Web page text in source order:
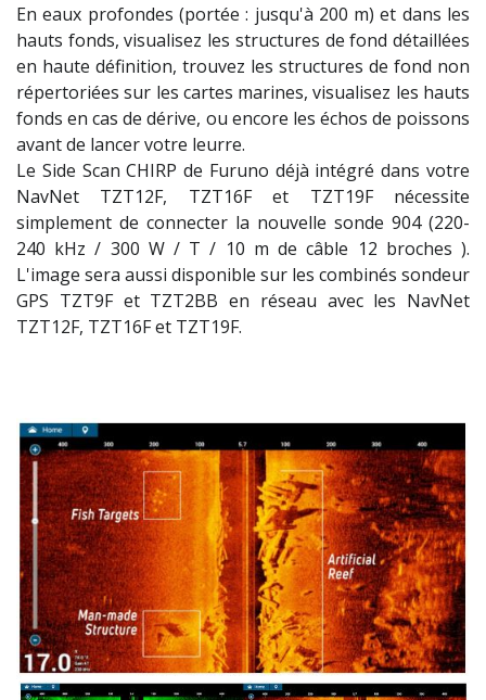
En eaux profondes (portée : jusqu'à 200 m) et dans les
hauts fonds, visualisez les structures de fond détaillées
en haute définition, trouvez les structures de fond non
répertoriées sur les cartes marines, visualisez les hauts
fonds en cas de dérive, ou encore les échos de poissons
avant de lancer votre leurre.
Le Side Scan CHIRP de Furuno déjà intégré dans votre
NavNet TZT12F, TZT16F et TZT19F nécessite
simplement de connecter la nouvelle sonde 904 (220-
240 kHz / 300 W / T / 10 m de câble 12 broches ).
L'image sera aussi disponible sur les combinés sondeur
GPS TZT9F et TZT2BB en réseau avec les NavNet
TZT12F, TZT16F et TZT19F.